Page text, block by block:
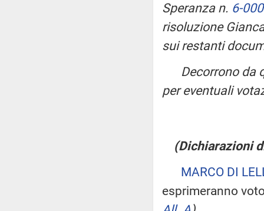
Speranza n. 6-
risoluzione
sui restanti
Decorrono da
per eventuali
(Dichiarazioni
MARCO DI
esprimeranno